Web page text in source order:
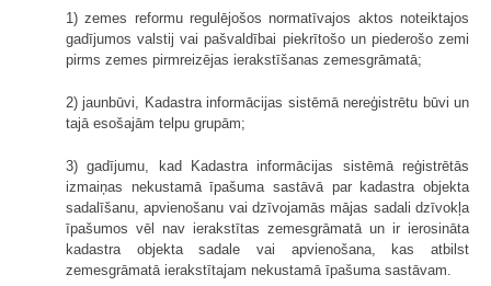
1) zemes reformu regulējošos normatīvajos aktos noteiktajos
gadījumos valstij vai pašvaldībai piekrītošo un piederošo zemi
pirms zemes pirmreizējas ierakstīšanas zemesgrāmatā;
2) jaunbūvi, Kadastra informācijas sistēmā nereģistrētu būvi un
tajā esošajām telpu grupām;
3) gadījumu, kad Kadastra informācijas sistēmā reģistrētās
izmaiņas nekustamā īpašuma sastāvā par kadastra objekta
sadalīšanu, apvienošanu vai dzīvojamās mājas sadali dzīvokļa
īpašumos vēl nav ierakstītas zemesgrāmatā un ir ierosināta
kadastra objekta sadale vai apvienošana, kas atbilst
zemesgrāmatā ierakstītajam nekustamā īpašuma sastāvam.